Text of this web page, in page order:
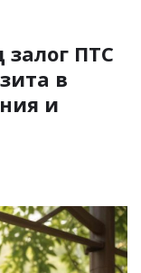
ПТС
в
и